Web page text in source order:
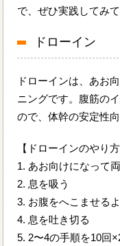
で、ぜひ実践してみて
ドローイン
ドローインは、あお
ニングです。腹筋の
ので、体幹の安定性
【ドローインのやり方
1. あお向けになって
2. 息を吸う
3. お腹をへこませる
4. 息を吐き切る
5. 2〜4の手順を10回